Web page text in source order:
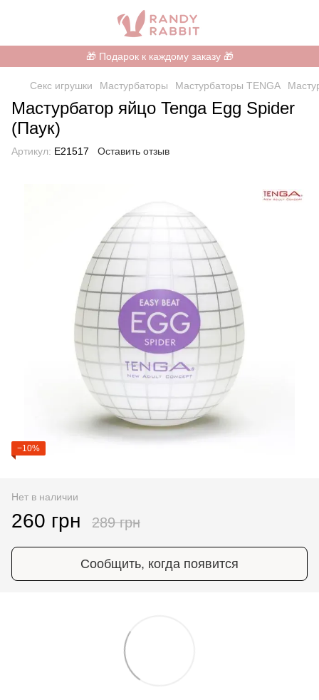
🎁 Подарок к каждому заказу 🎁
Секс игрушки Мастурбаторы Мастурбаторы TENGA
Мастурбатор яйцо Tenga Egg Spider
(Паук)
Артикул: E21517 Оставить отзыв
−10%
Нет в наличии
260 грн 289 грн
Сообщить, когда появится